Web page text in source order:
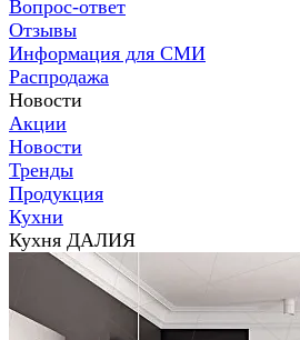
Вопрос-ответ
Отзывы
Информация для СМИ
Распродажа
Новости
Акции
Новости
Тренды
Продукция
Кухни
Кухня ДАЛИЯ